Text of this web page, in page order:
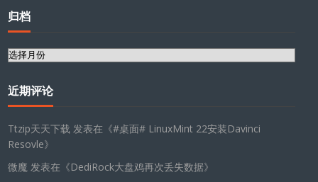
归档
归
近期评论
Ttzip天天下载 发表在《#桌面# LinuxMint 22安装Davinci
Resovle》
微魔 发表在《DediRock大盘鸡再次丢失数据》